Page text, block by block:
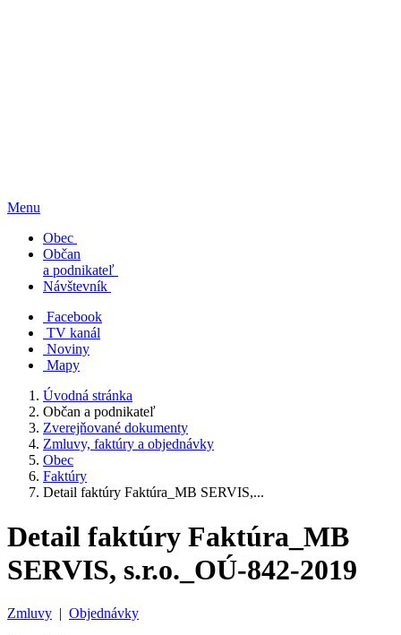
Menu
Obec
Občan
a podnikateľ
Návštevník
Facebook
TV kanál
Noviny
Mapy
Úvodná stránka
Občan a podnikateľ
Zverejňované dokumenty
Zmluvy, faktúry a objednávky
Obec
Faktúry
Detail faktúry Faktúra_MB SERVIS,...
Detail faktúry Faktúra_MB
SERVIS, s.r.o._OÚ-842-2019
Zmluvy | Objednávky